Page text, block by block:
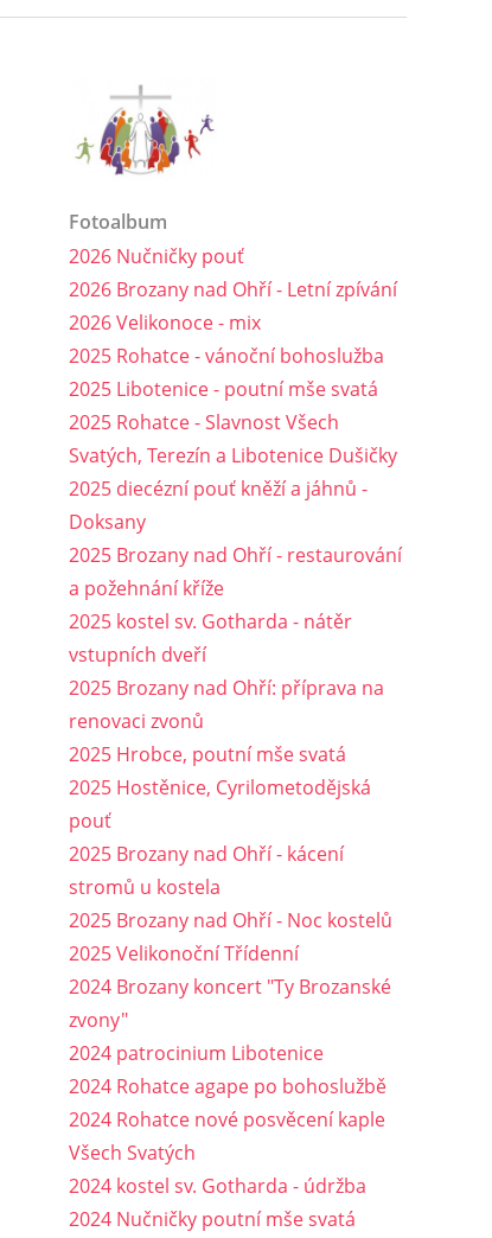
Fotoalbum
2026 Nučničky pouť
2026 Brozany nad Ohří - Letní zpívání
2026 Velikonoce - mix
2025 Rohatce - vánoční bohoslužba
2025 Libotenice - poutní mše svatá
2025 Rohatce - Slavnost Všech
Svatých, Terezín a Libotenice Dušičky
2025 diecézní pouť kněží a jáhnů -
Doksany
2025 Brozany nad Ohří - restaurování
a požehnání kříže
2025 kostel sv. Gotharda - nátěr
vstupních dveří
2025 Brozany nad Ohří: příprava na
renovaci zvonů
2025 Hrobce, poutní mše svatá
2025 Hostěnice, Cyrilometodějská
pouť
2025 Brozany nad Ohří - kácení
stromů u kostela
2025 Brozany nad Ohří - Noc kostelů
2025 Velikonoční Třídenní
2024 Brozany koncert "Ty Brozanské
zvony"
2024 patrocinium Libotenice
2024 Rohatce agape po bohoslužbě
2024 Rohatce nové posvěcení kaple
Všech Svatých
2024 kostel sv. Gotharda - údržba
2024 Nučničky poutní mše svatá